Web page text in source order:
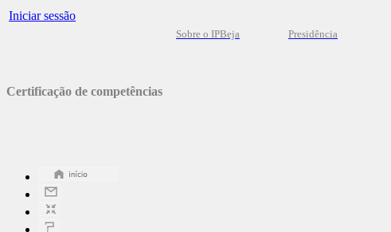
Iniciar sessão
Sobre o IPBeja Presidência
Certificação de competências